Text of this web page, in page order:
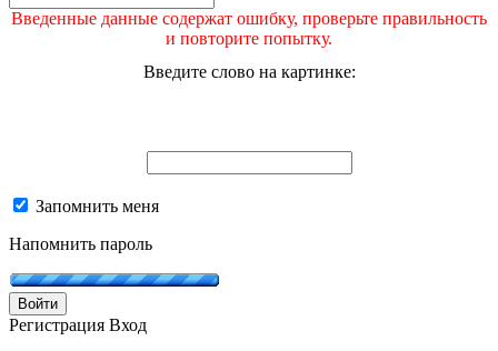
Введенные данные содержат ошибку, проверьте правильность
и повторите попытку.
Введите слово на картинке:
Запомнить меня
Напомнить пароль
Войти
Регистрация Вход